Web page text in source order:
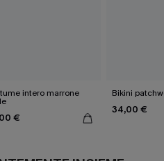
intero marrone
€
Bikini
34,00 €